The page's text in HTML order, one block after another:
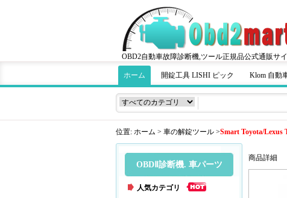
OBD2自動車故障診断機,ツール正規品公式通販サ
ホーム 開錠工具 LISHI ピック Klom 自動
位置: ホーム > 車の解錠ツール >Smart Toyota/Lexus
OBDⅡ診断機. 車パーツ
人気カテゴリ
商品詳細